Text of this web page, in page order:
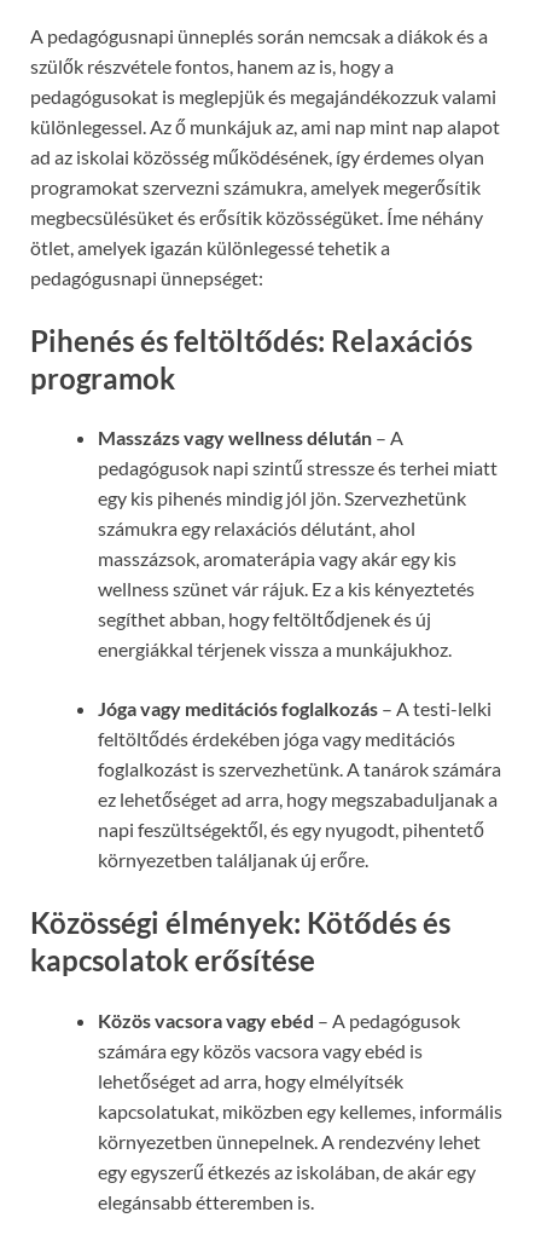
A pedagógusnapi ünneplés során nemcsak a diákok és a
szülők részvétele fontos, hanem az is, hogy a
pedagógusokat is meglepjük és megajándékozzuk valami
különlegessel. Az ő munkájuk az, ami nap mint nap alapot
ad az iskolai közösség működésének, így érdemes olyan
programokat szervezni számukra, amelyek megerősítik
megbecsülésüket és erősítik közösségüket. Íme néhány
ötlet, amelyek igazán különlegessé tehetik a
pedagógusnapi ünnepséget:
Pihenés és feltöltődés: Relaxációs
programok
Masszázs vagy wellness délután – A
pedagógusok napi szintű stressze és terhei miatt
egy kis pihenés mindig jól jön. Szervezhetünk
számukra egy relaxációs délutánt, ahol
masszázsok, aromaterápia vagy akár egy kis
wellness szünet vár rájuk. Ez a kis kényeztetés
segíthet abban, hogy feltöltődjenek és új
energiákkal térjenek vissza a munkájukhoz.
Jóga vagy meditációs foglalkozás – A testi-lelki
feltöltődés érdekében jóga vagy meditációs
foglalkozást is szervezhetünk. A tanárok számára
ez lehetőséget ad arra, hogy megszabaduljanak a
napi feszültségektől, és egy nyugodt, pihentető
környezetben találjanak új erőre.
Közösségi élmények: Kötődés és
kapcsolatok erősítése
Közös vacsora vagy ebéd – A pedagógusok
számára egy közös vacsora vagy ebéd is
lehetőséget ad arra, hogy elmélyítsék
kapcsolatukat, miközben egy kellemes, informális
környezetben ünnepelnek. A rendezvény lehet
egy egyszerű étkezés az iskolában, de akár egy
elegánsabb étteremben is.